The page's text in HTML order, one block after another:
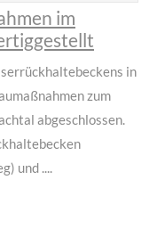
im
in
zum
abgeschlossen.
und ....